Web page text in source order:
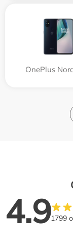
OnePlus
4.91799